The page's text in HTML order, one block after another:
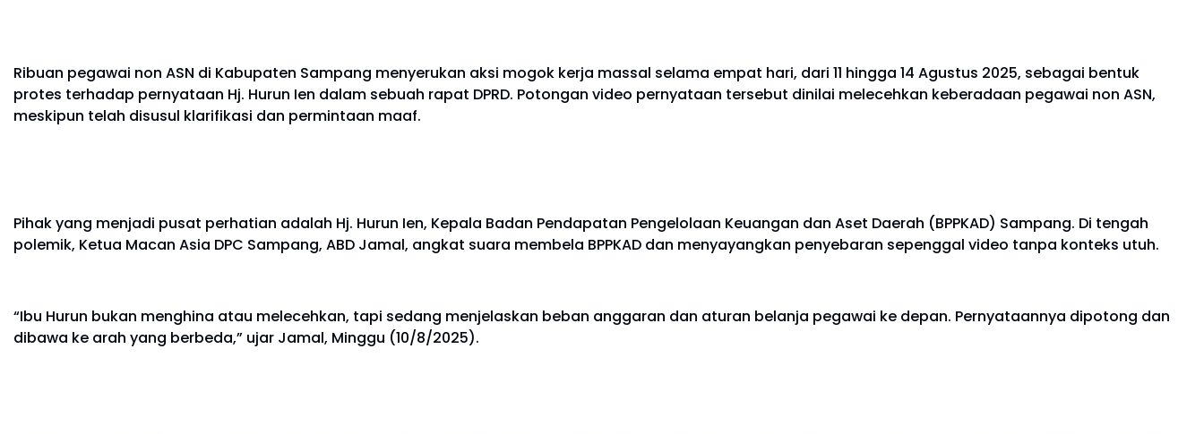
Ribuan pegawai non ASN di Kabupaten Sampang menyerukan aksi mogok kerja massal selama empat hari, dari 11 hingga 14 Agustus 2025, sebagai bentuk
protes terhadap pernyataan Hj. Hurun Ien dalam sebuah rapat DPRD. Potongan video pernyataan tersebut dinilai melecehkan keberadaan pegawai non ASN,
meskipun telah disusul klarifikasi dan permintaan maaf.
Pihak yang menjadi pusat perhatian adalah Hj. Hurun Ien, Kepala Badan Pendapatan Pengelolaan Keuangan dan Aset Daerah (BPPKAD) Sampang. Di tengah
polemik, Ketua Macan Asia DPC Sampang, ABD Jamal, angkat suara membela BPPKAD dan menyayangkan penyebaran sepenggal video tanpa konteks utuh.
“Ibu Hurun bukan menghina atau melecehkan, tapi sedang menjelaskan beban anggaran dan aturan belanja pegawai ke depan. Pernyataannya dipotong dan
dibawa ke arah yang berbeda,” ujar Jamal, Minggu (10/8/2025).